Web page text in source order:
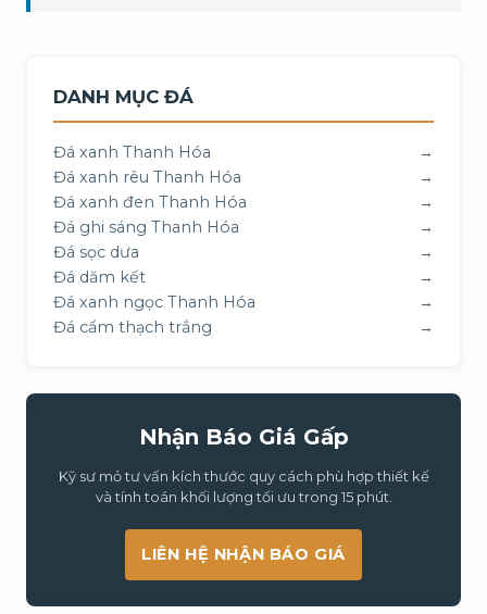
DANH MỤC ĐÁ
Đá xanh Thanh Hóa
→
Đá xanh rêu Thanh Hóa
→
Đá xanh đen Thanh Hóa
→
Đá ghi sáng Thanh Hóa
→
Đá sọc dưa
→
Đá dăm kết
→
Đá xanh ngọc Thanh Hóa
→
Đá cẩm thạch trắng
→
Nhận Báo Giá Gấp
Kỹ sư mỏ tư vấn kích thước quy cách phù hợp thiết kế
và tính toán khối lượng tối ưu trong 15 phút.
LIÊN HỆ NHẬN BÁO GIÁ